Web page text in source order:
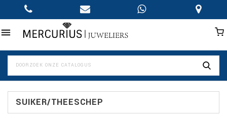

SUIKER/THEESCHEP